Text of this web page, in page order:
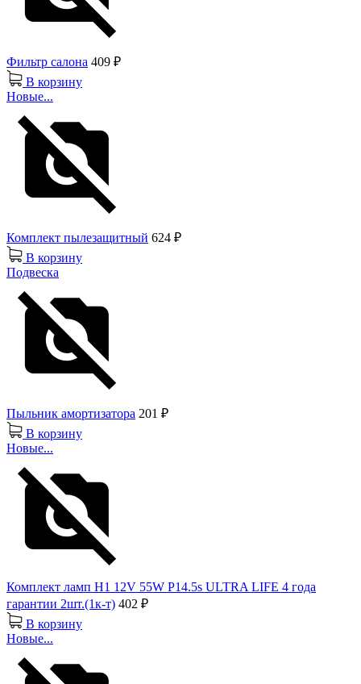
Фильтр салона 409 ₽
В корзину
Новые...
Комплект пылезащитный 624 ₽
В корзину
Подвеска
Пыльник амортизатора 201 ₽
В корзину
Новые...
Комплект ламп H1 12V 55W P14.5s ULTRA LIFE 4 года
гарантии 2шт.(1к-т) 402 ₽
В корзину
Новые...